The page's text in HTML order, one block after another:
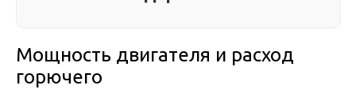
Мощность двигателя и расход
горючего